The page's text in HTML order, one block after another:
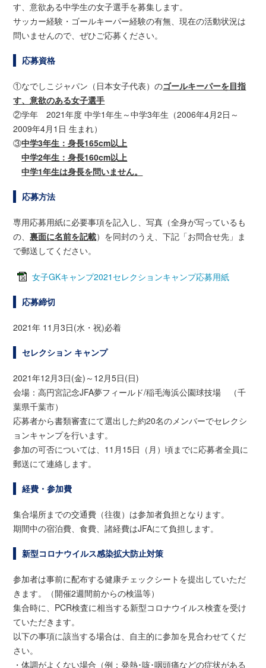
す、意欲ある中学生の女子選手を募集します。
サッカー経験・ゴールキーパー経験の有無、現在の活動状況は
問いませんので、ぜひご応募ください。
応募資格
①なでしこジャパン（日本女子代表）のゴールキーパーを目指
す、意欲のある女子選手
②学年 2021年度 中学1年生～中学3年生（2006年4月2日～
2009年4月1日 生まれ）
③中学3年生：身長165cm以上
中学2年生：身長160cm以上
中学1年生は身長を問いません。
応募方法
専用応募用紙に必要事項を記入し、写真（全身が写っているも
の、裏面に名前を記載）を同封のうえ、下記「お問合せ先」ま
で郵送してください。
女子GKキャンプ2021セレクションキャンプ応募用紙
応募締切
2021年 11月3日(水・祝)必着
セレクション キャンプ
2021年12月3日(金)～12月5日(日)
会場：高円宮記念JFA夢フィールド/稲毛海浜公園球技場 （千
葉県千葉市）
応募者から書類審査にて選出した約20名のメンバーでセレクシ
ョンキャンプを行います。
参加の可否については、11月15日（月）頃までに応募者全員に
郵送にて連絡します。
経費・参加費
集合場所までの交通費（往復）は参加者負担となります。
期間中の宿泊費、食費、諸経費はJFAにて負担します。
新型コロナウイルス感染拡大防止対策
参加者は事前に配布する健康チェックシートを提出していただ
きます。（開催2週間前からの検温等）
集合時に、PCR検査に相当する新型コロナウイルス検査を受け
ていただきます。
以下の事項に該当する場合は、自主的に参加を見合わせてくだ
さい。
・体調がよくない場合（例：発熱･咳･咽頭痛などの症状がある